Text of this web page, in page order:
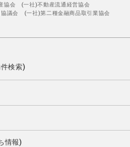
協会 (一社)不動産流通経営協会
議会 (一社)第二種金融商品取引業協会
検索)
情報)